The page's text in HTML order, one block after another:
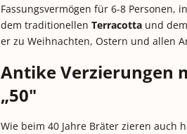
Fassungsvermögen für 6-8 Personen,
dem traditionellen Terracottaund
er zu Weihnachten, Ostern und allen
Antike Verzierungen
„50"
Wie beim 40 Jahre Bräter zieren auch